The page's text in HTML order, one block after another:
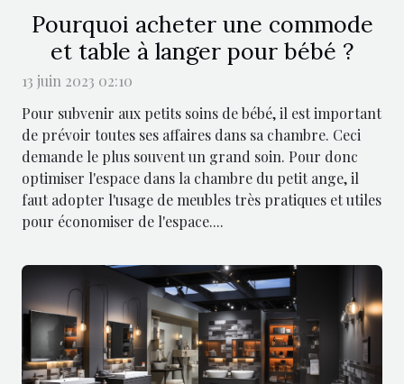
Pourquoi acheter une commode
et table à langer pour bébé ?
13 juin 2023 02:10
Pour subvenir aux petits soins de bébé, il est important
de prévoir toutes ses affaires dans sa chambre. Ceci
demande le plus souvent un grand soin. Pour donc
optimiser l'espace dans la chambre du petit ange, il
faut adopter l'usage de meubles très pratiques et utiles
pour économiser de l'espace....